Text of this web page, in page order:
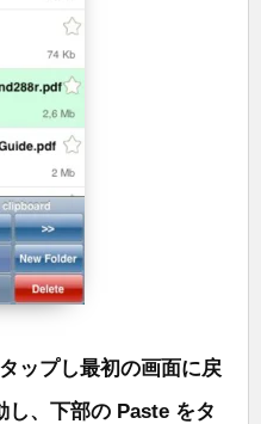
ップし最初の画面に戻
、下部の Paste をタ